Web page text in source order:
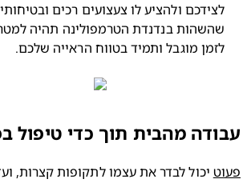
מוגבל ותמיד בטווח הראייה שלכם.
מהבית תוך כדי טיפול